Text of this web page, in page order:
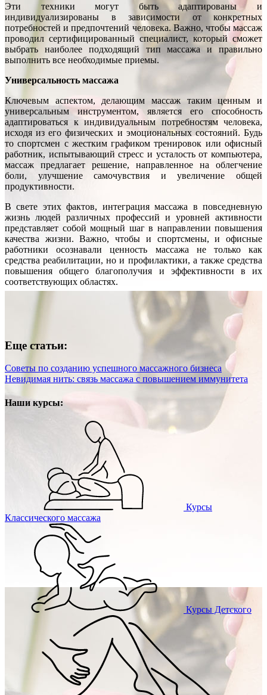
Эти техники могут быть адаптированы и
индивидуализированы в зависимости от конкретных
потребностей и предпочтений человека. Важно, чтобы массаж
проводил сертифицированный специалист, который сможет
выбрать наиболее подходящий тип массажа и правильно
выполнить все необходимые приемы.
Универсальность массажа
Ключевым аспектом, делающим массаж таким ценным и
универсальным инструментом, является его способность
адаптироваться к индивидуальным потребностям человека,
исходя из его физических и эмоциональных состояний. Будь
то спортсмен с жестким графиком тренировок или офисный
работник, испытывающий стресс и усталость от компьютера,
массаж предлагает решение, направленное на облегчение
боли, улучшение самочувствия и увеличение общей
продуктивности.
В свете этих фактов, интеграция массажа в повседневную
жизнь людей различных профессий и уровней активности
представляет собой мощный шаг в направлении повышения
качества жизни. Важно, чтобы и спортсмены, и офисные
работники осознавали ценность массажа не только как
средства реабилитации, но и профилактики, а также средства
повышения общего благополучия и эффективности в их
соответствующих областях.
Еще статьи:
Советы по созданию успешного массажного бизнеса
Невидимая нить: связь массажа с повышением иммунитета
Наши курсы:
Курсы
Классического массажа
Курсы Детского